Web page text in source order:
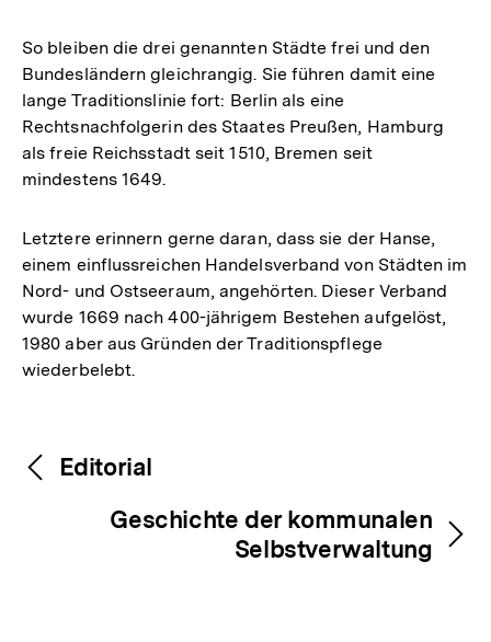
So bleiben die drei genannten Städte frei und den
Bundesländern gleichrangig. Sie führen damit eine
lange Traditionslinie fort: Berlin als eine
Rechtsnachfolgerin des Staates Preußen, Hamburg
als freie Reichsstadt seit 1510, Bremen seit
mindestens 1649.
Letztere erinnern gerne daran, dass sie der Hanse,
einem einflussreichen Handelsverband von Städten im
Nord- und Ostseeraum, angehörten. Dieser Verband
wurde 1669 nach 400-jährigem Bestehen aufgelöst,
1980 aber aus Gründen der Traditionspflege
wiederbelebt.
Inhaltsnavigation
Inhaltsnavigation
Editorial
Geschichte der kommunalen
Selbstverwaltung